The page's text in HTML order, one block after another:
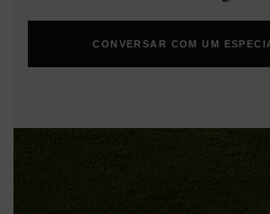
CONVERSAR COM UM